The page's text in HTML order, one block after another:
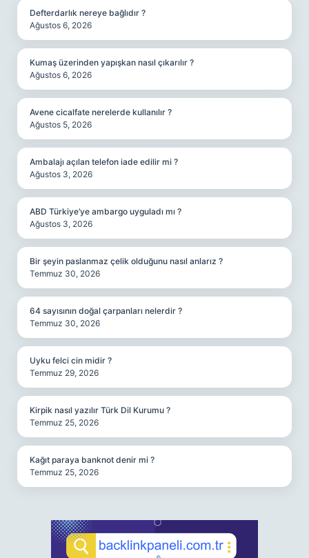
Defterdarlık nereye bağlıdır ?
Ağustos 6, 2026
Kumaş üzerinden yapışkan nasıl çıkarılır ?
Ağustos 6, 2026
Avene cicalfate nerelerde kullanılır ?
Ağustos 5, 2026
Ambalajı açılan telefon iade edilir mi ?
Ağustos 3, 2026
ABD Türkiye’ye ambargo uyguladı mı ?
Ağustos 3, 2026
Bir şeyin paslanmaz çelik olduğunu nasıl anlarız ?
Temmuz 30, 2026
64 sayısının doğal çarpanları nelerdir ?
Temmuz 30, 2026
Uyku felci cin midir ?
Temmuz 29, 2026
Kirpik nasıl yazılır Türk Dil Kurumu ?
Temmuz 25, 2026
Kağıt paraya banknot denir mi ?
Temmuz 25, 2026